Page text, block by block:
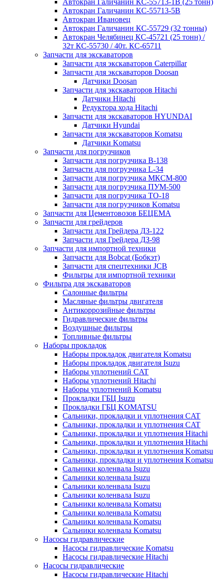
Автокран Галичанин КС-55713-1В (25 тонн)
Автокран Галичанин КС-55713-5В
Автокран Ивановец
Автокран Галичанин КС-55729 (32 тонны)
Автокран Челябинец КС-45721 (25 тонн) /
32т КС-55730 / 40т. КС-65711
Запчасти для экскаваторов
Запчасти для экскаваторов Caterpillar
Запчасти для экскаваторов Doosan
Датчики Doosan
Запчасти для экскаваторов Hitachi
Датчики Hitachi
Редуктора хода Hitachi
Запчасти для экскаваторов HYUNDAI
Датчики Hyundai
Запчасти для экскаваторов Komatsu
Датчики Komatsu
Запчасти для погрузчиков
Запчасти для погрузчика B-138
Запчасти для погрузчика L-34
Запчасти для погрузчика МКСМ-800
Запчасти для погрузчика ПУМ-500
Запчасти для погрузчика ТО-18
Запчасти для погрузчиков Komatsu
Запчасти для Цементовозов БЕЦЕМА
Запчасти для грейдеров
Запчасти для Грейдера ДЗ-122
Запчасти для Грейдера ДЗ-98
Запчасти для импортной техники
Запчасти для Bobcat (Бобкэт)
Запчасти для спецтехники JCB
Фильтры для импортной техники
Фильтра для экскаваторов
Салонные фильтры
Масляные фильтры двигателя
Антикоррозийные фильтры
Гидравлические фильтры
Воздушные фильтры
Топливные фильтры
Наборы прокладок
Наборы прокладок двигателя Komatsu
Наборы прокладок двигателя Isuzu
Наборы уплотнений CAT
Наборы уплотнений Hitachi
Наборы уплотнений Komatsu
Прокладки ГБЦ Isuzu
Прокладки ГБЦ KOMATSU
Сальники, прокладки и уплотнения CAT
Сальники, прокладки и уплотнения CAT
Сальники, прокладки и уплотнения Hitachi
Сальники, прокладки и уплотнения Hitachi
Сальники, прокладки и уплотнения Komatsu
Сальники, прокладки и уплотнения Komatsu
Сальники коленвала Isuzu
Сальники коленвала Isuzu
Сальники коленвала Isuzu
Сальники коленвала Isuzu
Сальники коленвала Komatsu
Сальники коленвала Komatsu
Сальники коленвала Komatsu
Сальники коленвала Komatsu
Насосы гидравлические
Насосы гидравлические Komatsu
Насосы гидравлические Hitachi
Насосы гидравлические
Насосы гидравлические Hitachi